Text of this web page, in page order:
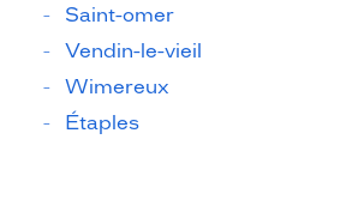
Saint-omer
Vendin-le-vieil
Wimereux
Étaples